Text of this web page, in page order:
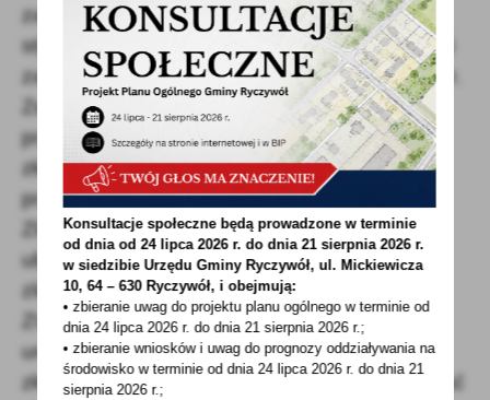
zawartych lub aneksowanych między 1
stycznia a 31 marca 2021 r. i obejmuje składki
za okres od stycznia do końca kwietnia 2021 r.
Ze zwolnienia można skorzystać, jeśli łączny
przychód ze zleceń w miesiącu przed
złożeniem wniosku, nie przekraczał
przeciętnego wynagrodzenia krajowego.
Zleceniobiorca nie może też podlegać
ubezpieczeniom z innego tytułu niż umowa-
zlecenia. Wnioski będzie można składać do
ZUS w ciągu siedmiu dni od dnia zawarcia
umowy, najwcześniej od 1 stycznia 2021 r. O
złożeniu wniosku trzeba również poinformować
Konsultacje społeczne będą prowadzone w terminie
od dnia od 24 lipca 2026 r. do dnia 21 sierpnia 2026 r.
w siedzibie Urzędu Gminy Ryczywół, ul. Mickiewicza
10, 64 – 630 Ryczywół, i obejmują:
• zbieranie uwag do projektu planu ogólnego w terminie od
dnia 24 lipca 2026 r. do dnia 21 sierpnia 2026 r.;
• zbieranie wniosków i uwag do prognozy oddziaływania na
środowisko w terminie od dnia 24 lipca 2026 r. do dnia 21
sierpnia 2026 r.;